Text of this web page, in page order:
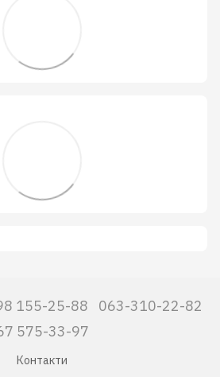
155-25-88
063-310-22-82
575-33-97
Контакти